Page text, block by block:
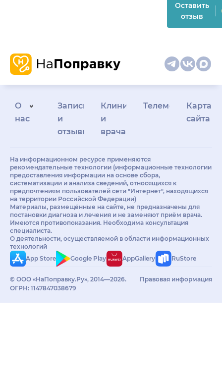
Оставить
отзыв
О
нас
Запись
и
отзывы
Клиникам
и
врачам
Телемедицина
Карта
сайта
На информационном ресурсе применяются
рекомендательные технологии (информационные технологии
предоставления информации на основе сбора,
систематизации и анализа сведений, относящихся к
предпочтениям пользователей сети "Интернет", находящихся
на территории Российской Федерации)
Материалы, размещённые на сайте, не предназначены для
постановки диагноза и лечения и не заменяют приём врача.
Имеются противопоказания. Необходима консультация
специалиста.
О деятельности, осуществляемой в области информационных
технологий
App Store
Google Play AppGallery RuStore
© ООО «НаПоправку.Ру», 2014—2026.
ОГРН: 1147847038679
Правовая информация